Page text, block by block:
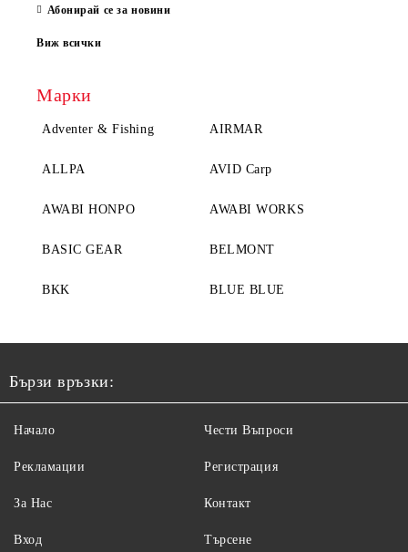
Абонирай се за новини
Виж всички
Марки
Adventer & Fishing AIRMAR
ALLPA AVID Carp
AWABI HONPO AWABI WORKS
BASIC GEAR BELMONT
BKK BLUE BLUE
Бързи връзки:
Начало
Рекламации
За Нас
Вход
Чести Въпроси
Регистрация
Контакт
Търсене